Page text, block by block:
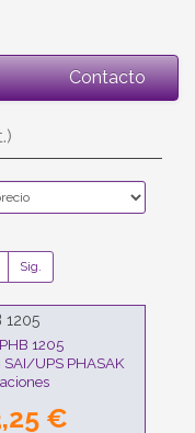
Contacto
Sig.
1205
1205
UPS PHASAK
€